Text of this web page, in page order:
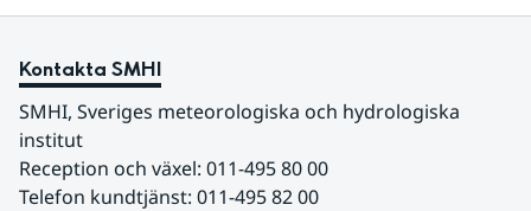
Kontakta SMHI
SMHI, Sveriges meteorologiska och hydrologiska
institut
Reception och växel: 011-495 80 00
Telefon kundtjänst: 011-495 82 00